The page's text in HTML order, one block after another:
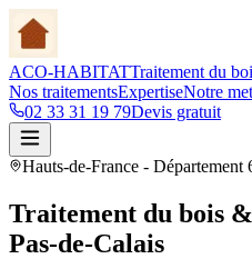
ACO-HABITATTraitement du
Nos traitementsExpertiseNotre
02 33 31 19 79Devis gratuit
Hauts-de-France - Département
Traitement du bois
Pas-de-Calais